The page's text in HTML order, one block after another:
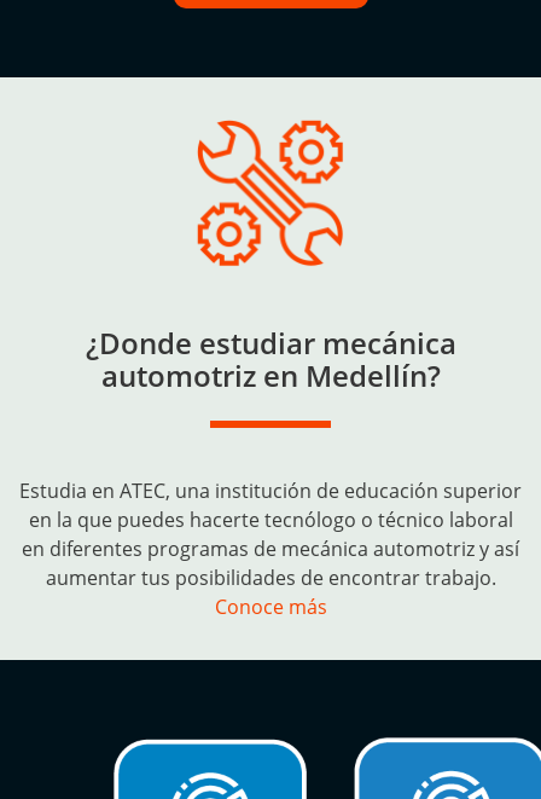
¿Donde estudiar mecánica
automotriz en Medellín?
Estudia en ATEC, una institución de educación superior
en la que puedes hacerte tecnólogo o técnico laboral
en diferentes programas de mecánica automotriz y así
aumentar tus posibilidades de encontrar trabajo.
Conoce más